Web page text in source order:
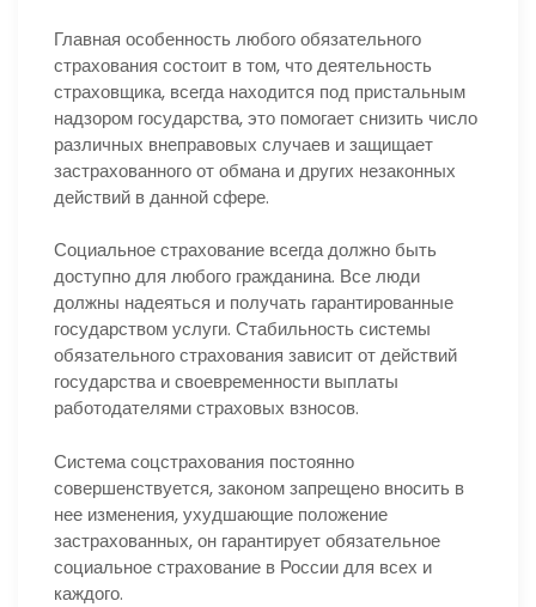
Главная особенность любого обязательного
страхования состоит в том, что деятельность
страховщика, всегда находится под пристальным
надзором государства, это помогает снизить число
различных внеправовых случаев и защищает
застрахованного от обмана и других незаконных
действий в данной сфере.
Социальное страхование всегда должно быть
доступно для любого гражданина. Все люди
должны надеяться и получать гарантированные
государством услуги. Стабильность системы
обязательного страхования зависит от действий
государства и своевременности выплаты
работодателями страховых взносов.
Система соцстрахования постоянно
совершенствуется, законом запрещено вносить в
нее изменения, ухудшающие положение
застрахованных, он гарантирует обязательное
социальное страхование в России для всех и
каждого.